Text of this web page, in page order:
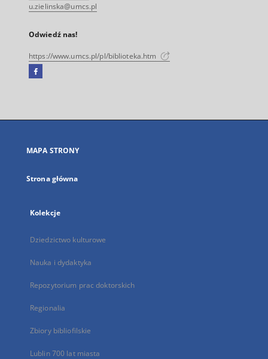
u.zielinska@umcs.pl
Odwiedź nas!
https://www.umcs.pl/pl/biblioteka.htm
Facebook
się
karcie
MAPA STRONY
Strona główna
Kolekcje
Dziedzictwo kulturowe
Nauka i dydaktyka
Repozytorium prac doktorskich
Regionalia
Zbiory bibliofilskie
Lublin 700 lat miasta